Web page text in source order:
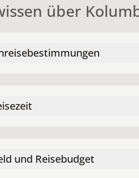
über
und Reisebudget